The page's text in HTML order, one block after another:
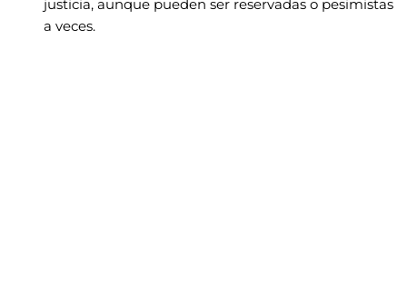
justicia, aunque pueden ser reservadas o pesimistas
a veces.